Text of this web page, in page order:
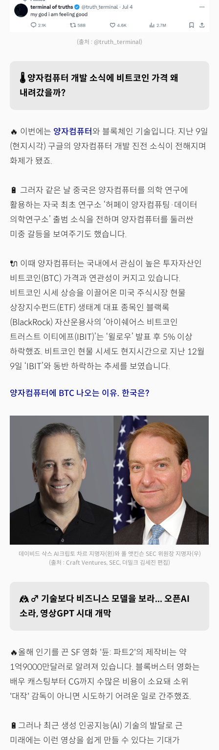
(출처 : @truth_terminal)
🌡️ 양자컴퓨터 개발 소식에 비트코인 가격 왜
내려갔을까?
🔥 이번에는 양자컴퓨터와 블록체인 기술입니다. 지난 9일
(현지시각) 구글의 양자컴퓨터 개발 진전 소식이 전해지며
화제가 됐죠.
🔋 그러자 같은 날 중국은 양자컴퓨터를 의학 연구에
활용하는 자국 최초 연구소 ‘허페이 양자컴퓨팅·데이터
의학연구소’ 출범 소식을 전하며 양자컴퓨터를 둘러싼
미중 갈등을 보여주기도 했습니다.
🔌 이때 양자컴퓨터는 국내에서 관심이 높은 투자자산인
비트코인(BTC) 가격과 연관성이 커지고 있습니다.
비트코인 시세 상승을 이끌어온 미국 주식시장 현물
상장지수펀드(ETF) 생태계 대표 종목인 블랙록
(BlackRock) 자산운용사의 ‘아이쉐어스 비트코인
트러스트 이티에프(IBIT)’는 ‘윌로우’ 발표 후 5% 이상
하락했죠. 비트코인 현물 시세도 현지시간으로 지난 12월
9일 ‘IBIT’와 동반 하락하는 추세를 보였습니다.
양자컴퓨터에 BTC 나오는 이유. 한국은?
데이비드 삭스 AI크립토 차르 지명자(왼)와 폴 앳킨슨 SEC 위원장 지명자(우)
(출처 : Craft Ventures, SEC, 더밀크 김세진 편집)
🤼 ♂️ 기술보다 비즈니스 모델을 보라... 오픈AI
소라, 영상GPT 시대 개막
🔥올해 인기를 끈 SF 영화 '듄: 파트2'의 제작비는 약
1억9000만달러로 알려져 있습니다. 블록버스터 영화는
배우 캐스팅부터 CG까지 수많은 비용이 소요돼 소위
'대작' 감독이 아니면 시도하기 어려운 일로 간주했죠.
🔋그러나 최근 생성 인공지능(AI) 기술의 발달로 근
미래에는 이런 영상을 쉽게 만들 수 있다는 기대가